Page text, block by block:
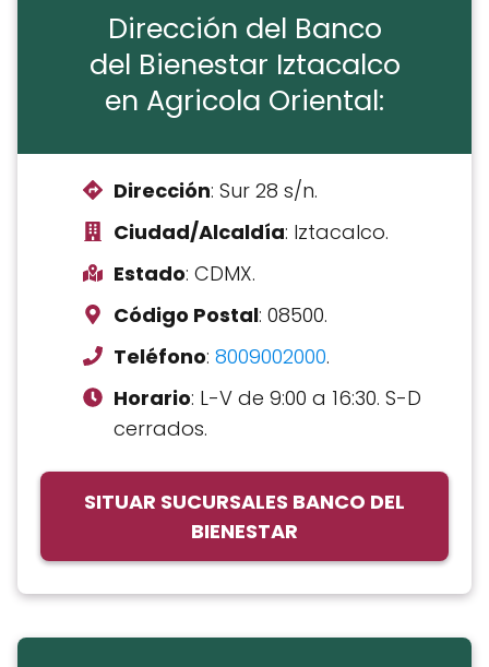
Dirección del Banco
del Bienestar Iztacalco
en Agricola Oriental:
Dirección: Sur 28 s/n.
Ciudad/Alcaldía: Iztacalco.
Estado: CDMX.
Código Postal: 08500.
Teléfono: 8009002000.
Horario: L-V de 9:00 a 16:30. S-D
cerrados.
SITUAR SUCURSALES BANCO DEL
BIENESTAR